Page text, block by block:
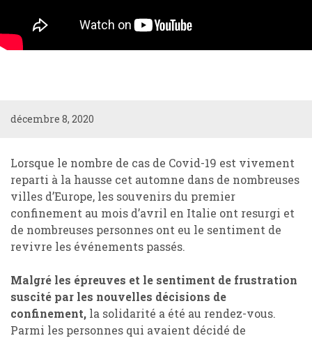
décembre 8, 2020
Lorsque le nombre de cas de Covid-19 est vivement
reparti à la hausse cet automne dans de nombreuses
villes d’Europe, les souvenirs du premier
confinement au mois d’avril en Italie ont resurgi et
de nombreuses personnes ont eu le sentiment de
revivre les événements passés.
Malgré les épreuves et le sentiment de frustration
suscité par les nouvelles décisions de
confinement, la solidarité a été au rendez-vous.
Parmi les personnes qui avaient décidé de